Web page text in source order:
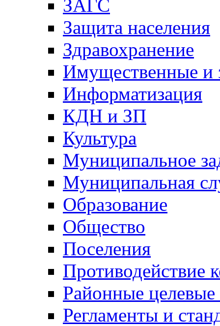
ЗАГС
Защита населения
Здравохранение
Имущественные и
Информатизация
КДН и ЗП
Культура
Муниципальное
Муниципальная
Образование
Общество
Поселения
Противодействие
Районные
Регламенты и